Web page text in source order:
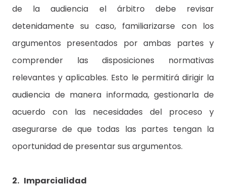
de la audiencia el árbitro debe revisar
detenidamente su caso, familiarizarse con los
argumentos presentados por ambas partes y
comprender las disposiciones normativas
relevantes y aplicables. Esto le permitirá dirigir la
audiencia de manera informada, gestionarla de
acuerdo con las necesidades del proceso y
asegurarse de que todas las partes tengan la
oportunidad de presentar sus argumentos.
2. Imparcialidad